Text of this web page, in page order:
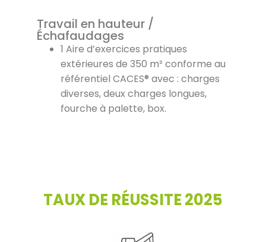
Travail en hauteur /
Échafaudages
1 Aire d’exercices pratiques
extérieures de 350 m² conforme au
référentiel CACES® avec : charges
diverses, deux charges longues,
fourche à palette, box.
TAUX DE RÉUSSITE 2025